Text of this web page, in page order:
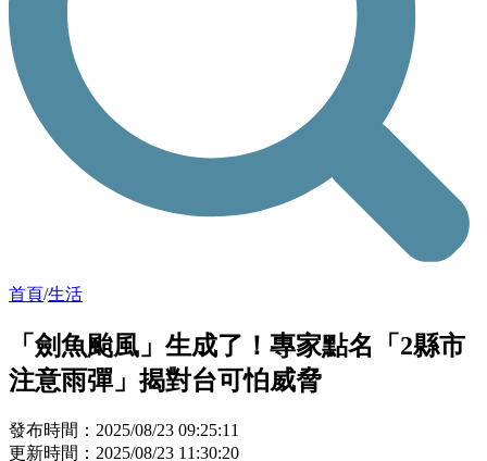
首頁/生活
「劍魚颱風」生成了！專家點名「2縣市
注意雨彈」揭對台可怕威脅
發布時間：2025/08/23 09:25:11
更新時間：2025/08/23 11:30:20